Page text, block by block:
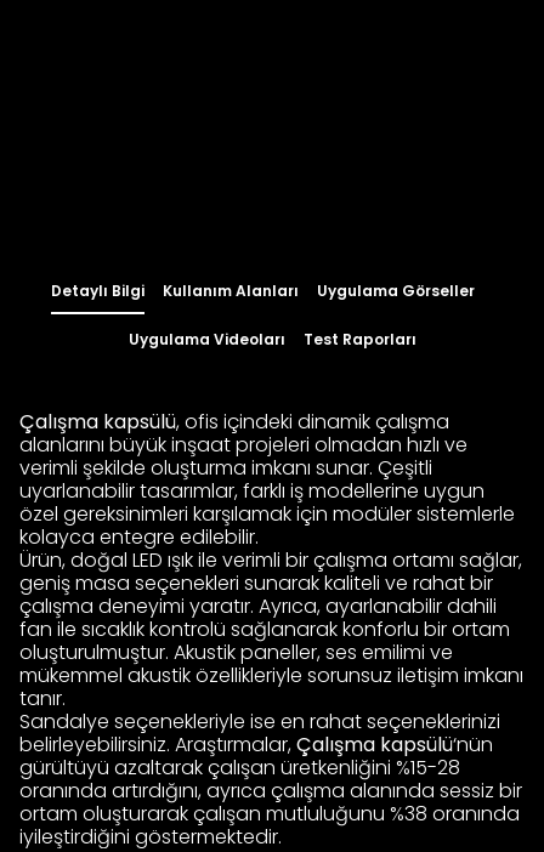
Detaylı Bilgi Kullanım Alanları Uygulama Görseller
Uygulama Videoları Test Raporları
Çalışma kapsülü, ofis içindeki dinamik çalışma
alanlarını büyük inşaat projeleri olmadan hızlı ve
verimli şekilde oluşturma imkanı sunar. Çeşitli
uyarlanabilir tasarımlar, farklı iş modellerine uygun
özel gereksinimleri karşılamak için modüler sistemlerle
kolayca entegre edilebilir.
Ürün, doğal LED ışık ile verimli bir çalışma ortamı sağlar,
geniş masa seçenekleri sunarak kaliteli ve rahat bir
çalışma deneyimi yaratır. Ayrıca, ayarlanabilir dahili
fan ile sıcaklık kontrolü sağlanarak konforlu bir ortam
oluşturulmuştur. Akustik paneller, ses emilimi ve
mükemmel akustik özellikleriyle sorunsuz iletişim imkanı
tanır.
Sandalye seçenekleriyle ise en rahat seçeneklerinizi
belirleyebilirsiniz. Araştırmalar,Çalışma kapsülü‘nün
gürültüyü azaltarak çalışan üretkenliğini %15-28
oranında artırdığını, ayrıca çalışma alanında sessiz bir
ortam oluşturarak çalışan mutluluğunu %38 oranında
iyileştirdiğini göstermektedir.